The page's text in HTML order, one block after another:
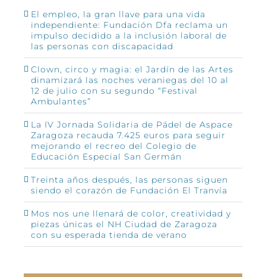
El empleo, la gran llave para una vida
independiente: Fundación Dfa reclama un
impulso decidido a la inclusión laboral de
las personas con discapacidad
Clown, circo y magia: el Jardín de las Artes
dinamizará las noches veraniegas del 10 al
12 de julio con su segundo “Festival
Ambulantes”
La IV Jornada Solidaria de Pádel de Aspace
Zaragoza recauda 7.425 euros para seguir
mejorando el recreo del Colegio de
Educación Especial San Germán
Treinta años después, las personas siguen
siendo el corazón de Fundación El Tranvía
Mos nos une llenará de color, creatividad y
piezas únicas el NH Ciudad de Zaragoza
con su esperada tienda de verano